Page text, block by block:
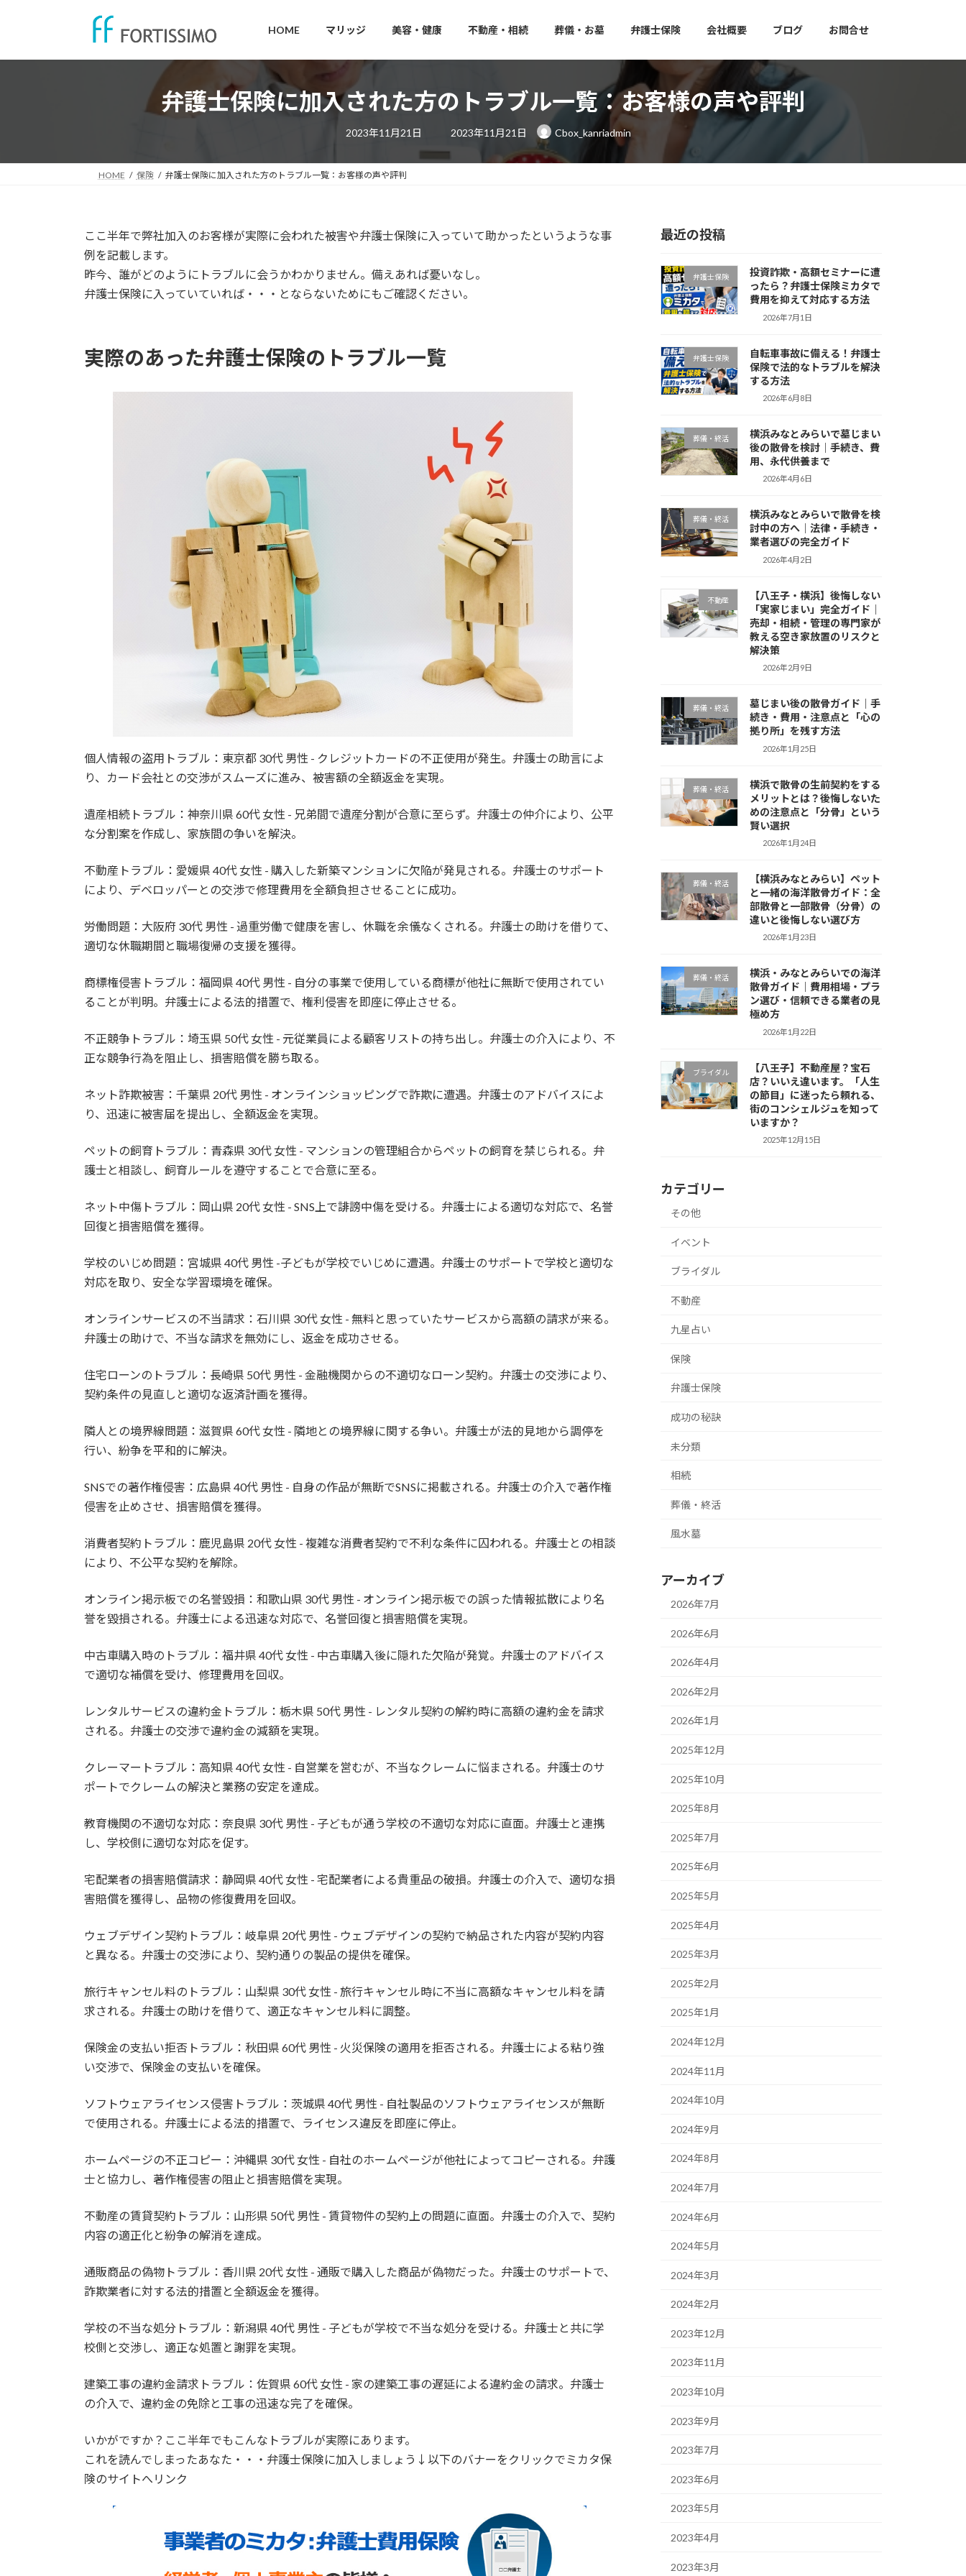
ン
プ
ー
動
HOME マリッジ 美容・健康 不動産・相続 葬儀・お墓 弁護士保険 会社概要 ブログ お問合せ
弁護士保険に加入された方のトラブル一覧：お客様の声や評判
2023年11月21日
最
終
日
2023年11月21日 Cbox_kanriadmin
HOME 保険 弁護士保険に加入された方のトラブル一覧：お客様の声や評判
ここ半年で弊社加入のお客様が実際に会われた被害や弁護士保険に入っていて助かったというような事
例を記載します。
昨今、誰がどのようにトラブルに会うかわかりません。備えあれば憂いなし。
弁護士保険に入っていていれば・・・とならないためにもご確認ください。
実際のあった弁護士保険のトラブル一覧
個人情報の盗用トラブル：東京都 30代 男性 - クレジットカードの不正使用が発生。弁護士の助言によ
り、カード会社との交渉がスムーズに進み、被害額の全額返金を実現。
遺産相続トラブル：神奈川県 60代 女性 - 兄弟間で遺産分割が合意に至らず。弁護士の仲介により、公平
な分割案を作成し、家族間の争いを解決。
不動産トラブル：愛媛県 40代 女性 - 購入した新築マンションに欠陥が発見される。弁護士のサポート
により、デベロッパーとの交渉で修理費用を全額負担させることに成功。
労働問題：大阪府 30代 男性 - 過重労働で健康を害し、休職を余儀なくされる。弁護士の助けを借りて、
適切な休職期間と職場復帰の支援を獲得。
商標権侵害トラブル：福岡県 40代 男性 - 自分の事業で使用している商標が他社に無断で使用されてい
ることが判明。弁護士による法的措置で、権利侵害を即座に停止させる。
不正競争トラブル：埼玉県 50代 女性 - 元従業員による顧客リストの持ち出し。弁護士の介入により、不
正な競争行為を阻止し、損害賠償を勝ち取る。
ネット詐欺被害：千葉県 20代 男性 - オンラインショッピングで詐欺に遭遇。弁護士のアドバイスによ
り、迅速に被害届を提出し、全額返金を実現。
ペットの飼育トラブル：青森県 30代 女性 - マンションの管理組合からペットの飼育を禁じられる。弁
護士と相談し、飼育ルールを遵守することで合意に至る。
ネット中傷トラブル：岡山県 20代 女性 - SNS上で誹謗中傷を受ける。弁護士による適切な対応で、名誉
回復と損害賠償を獲得。
学校のいじめ問題：宮城県 40代 男性 -子どもが学校でいじめに遭遇。弁護士のサポートで学校と適切な
対応を取り、安全な学習環境を確保。
オンラインサービスの不当請求：石川県 30代 女性 - 無料と思っていたサービスから高額の請求が来る。
弁護士の助けで、不当な請求を無効にし、返金を成功させる。
住宅ローンのトラブル：長崎県 50代 男性 - 金融機関からの不適切なローン契約。弁護士の交渉により、
契約条件の見直しと適切な返済計画を獲得。
隣人との境界線問題：滋賀県 60代 女性 - 隣地との境界線に関する争い。弁護士が法的見地から調停を
行い、紛争を平和的に解決。
SNSでの著作権侵害：広島県 40代 男性 - 自身の作品が無断でSNSに掲載される。弁護士の介入で著作権
侵害を止めさせ、損害賠償を獲得。
消費者契約トラブル：鹿児島県 20代 女性 - 複雑な消費者契約で不利な条件に囚われる。弁護士との相談
により、不公平な契約を解除。
オンライン掲示板での名誉毀損：和歌山県 30代 男性 - オンライン掲示板での誤った情報拡散により名
誉を毀損される。弁護士による迅速な対応で、名誉回復と損害賠償を実現。
中古車購入時のトラブル：福井県 40代 女性 - 中古車購入後に隠れた欠陥が発覚。弁護士のアドバイス
で適切な補償を受け、修理費用を回収。
レンタルサービスの違約金トラブル：栃木県 50代 男性 - レンタル契約の解約時に高額の違約金を請求
される。弁護士の交渉で違約金の減額を実現。
クレーマートラブル：高知県 40代 女性 - 自営業を営むが、不当なクレームに悩まされる。弁護士のサ
ポートでクレームの解決と業務の安定を達成。
教育機関の不適切な対応：奈良県 30代 男性 - 子どもが通う学校の不適切な対応に直面。弁護士と連携
し、学校側に適切な対応を促す。
宅配業者の損害賠償請求：静岡県 40代 女性 - 宅配業者による貴重品の破損。弁護士の介入で、適切な損
害賠償を獲得し、品物の修復費用を回収。
ウェブデザイン契約トラブル：岐阜県 20代 男性 - ウェブデザインの契約で納品された内容が契約内容
と異なる。弁護士の交渉により、契約通りの製品の提供を確保。
旅行キャンセル料のトラブル：山梨県 30代 女性 - 旅行キャンセル時に不当に高額なキャンセル料を請
求される。弁護士の助けを借りて、適正なキャンセル料に調整。
保険金の支払い拒否トラブル：秋田県 60代 男性 - 火災保険の適用を拒否される。弁護士による粘り強
い交渉で、保険金の支払いを確保。
ソフトウェアライセンス侵害トラブル：茨城県 40代 男性 - 自社製品のソフトウェアライセンスが無断
で使用される。弁護士による法的措置で、ライセンス違反を即座に停止。
ホームページの不正コピー：沖縄県 30代 女性 - 自社のホームページが他社によってコピーされる。弁護
士と協力し、著作権侵害の阻止と損害賠償を実現。
不動産の賃貸契約トラブル：山形県 50代 男性 - 賃貸物件の契約上の問題に直面。弁護士の介入で、契約
内容の適正化と紛争の解消を達成。
通販商品の偽物トラブル：香川県 20代 女性 - 通販で購入した商品が偽物だった。弁護士のサポートで、
詐欺業者に対する法的措置と全額返金を獲得。
学校の不当な処分トラブル：新潟県 40代 男性 - 子どもが学校で不当な処分を受ける。弁護士と共に学
校側と交渉し、適正な処置と謝罪を実現。
建築工事の違約金請求トラブル：佐賀県 60代 女性 - 家の建築工事の遅延による違約金の請求。弁護士
の介入で、違約金の免除と工事の迅速な完了を確保。
いかがですか？ここ半年でもこんなトラブルが実際にあります。
これを読んでしまったあなた・・・弁護士保険に加入しましょう↓以下のバナーをクリックでミカタ保
険のサイトへリンク
最近の投稿
弁護士保険
投資詐欺・高額セミナーに遭
ったら？弁護士保険ミカタで
費用を抑えて対応する方法
2026年7月1日
弁護士保険
自転車事故に備える！弁護士
保険で法的なトラブルを解決
する方法
2026年6月8日
葬儀・終活
横浜みなとみらいで墓じまい
後の散骨を検討｜手続き、費
用、永代供養まで
2026年4月6日
葬儀・終活
横浜みなとみらいで散骨を検
討中の方へ｜法律・手続き・
業者選びの完全ガイド
2026年4月2日
不動産
【八王子・横浜】後悔しない
「実家じまい」完全ガイド｜
売却・相続・管理の専門家が
教える空き家放置のリスクと
解決策
2026年2月9日
葬儀・終活
墓じまい後の散骨ガイド｜手
続き・費用・注意点と「心の
拠り所」を残す方法
2026年1月25日
葬儀・終活
横浜で散骨の生前契約をする
メリットとは？後悔しないた
めの注意点と「分骨」という
賢い選択
2026年1月24日
葬儀・終活
【横浜みなとみらい】ペット
と一緒の海洋散骨ガイド：全
部散骨と一部散骨（分骨）の
違いと後悔しない選び方
2026年1月23日
葬儀・終活
横浜・みなとみらいでの海洋
散骨ガイド｜費用相場・プラ
ン選び・信頼できる業者の見
極め方
2026年1月22日
ブライダル
【八王子】不動産屋？宝石
店？いいえ違います。「人生
の節目」に迷ったら頼れる、
街のコンシェルジュを知って
いますか？
2025年12月15日
カテゴリー
その他
イベント
ブライダル
不動産
九星占い
保険
弁護士保険
成功の秘訣
未分類
相続
葬儀・終活
風水墓
アーカイブ
2026年7月
2026年6月
2026年4月
2026年2月
2026年1月
2025年12月
2025年10月
2025年8月
2025年7月
2025年6月
2025年5月
2025年4月
2025年3月
2025年2月
2025年1月
2024年12月
2024年11月
2024年10月
2024年9月
2024年8月
2024年7月
2024年6月
2024年5月
2024年3月
2024年2月
2023年12月
2023年11月
2023年10月
2023年9月
2023年7月
2023年6月
2023年5月
2023年4月
2023年3月